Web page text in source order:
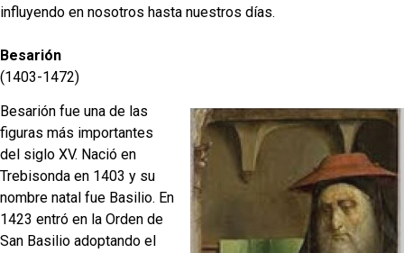
influyendo en nosotros hasta nuestros días.
Besarión
(1403-1472)
Besarión fue una de las
figuras más importantes
del siglo XV. Nació en
Trebisonda en 1403 y su
nombre natal fue Basilio. En
1423 entró en la Orden de
San Basilio adoptando el